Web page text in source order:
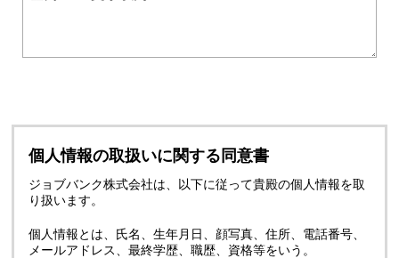
個人情報の取扱いに関する同意書
ジョブバンク株式会社は、以下に従って貴殿の個人情報を取
り扱います。
個人情報とは、氏名、生年月日、顔写真、住所、電話番号、
メールアドレス、最終学歴、職歴、資格等をいう。